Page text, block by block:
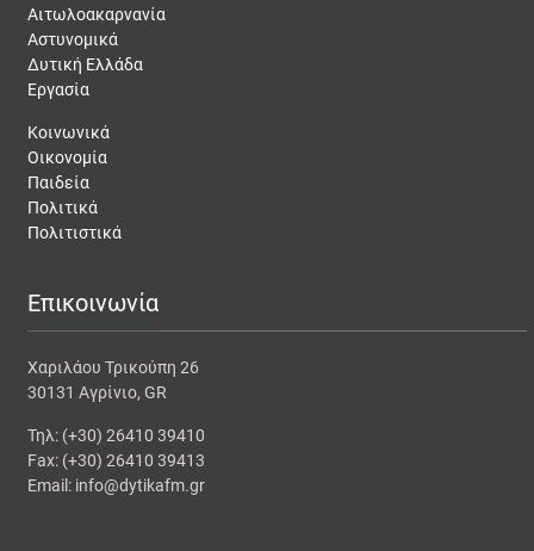
Αιτωλοακαρνανία
Αστυνομικά
Δυτική Ελλάδα
Εργασία
Κοινωνικά
Οικονομία
Παιδεία
Πολιτικά
Πολιτιστικά
Επικοινωνία
Χαριλάου Τρικούπη 26
30131 Αγρίνιο, GR
Τηλ: (+30) 26410 39410
Fax: (+30) 26410 39413
Email: info@dytikafm.gr